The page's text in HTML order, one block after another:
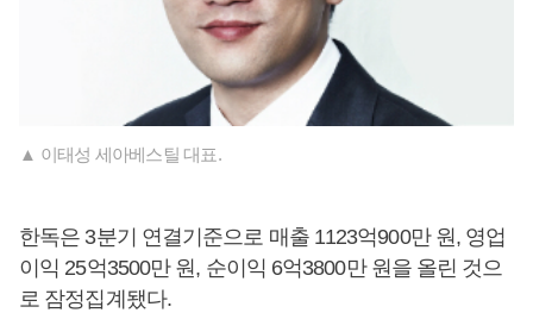
▲ 이태성 세아베스틸 대표.
한독은 3분기 연결기준으로 매출 1123억900만 원, 영업
이익 25억3500만 원, 순이익 6억3800만 원을 올린 것으
로 잠정집계됐다.